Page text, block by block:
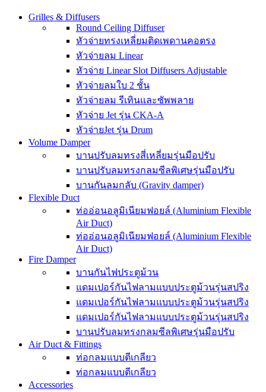
Grilles & Diffusers
Round Ceiling Diffuser
หัวจ่ายทรงเหลี่ยมติดเพดานคอตรง
หัวจ่ายลม Linear
หัวจ่าย Linear Slot Diffusers Adjustable
หัวจ่ายลมใบ 2 ชั้น
หัวจ่ายลม รีเทินและซัพพลาย
หัวจ่าย Jet รุ่น CKA-A
หัวจ่ายJet รุ่น Drum
Volume Damper
บานปรับลมทรงสี่เหลี่ยมรุ่นมือปรับ
บานปรับลมทรงกลมซีลพิเศษรุ่นมือปรับ
บานกันลมกลับ (Gravity damper)
Flexible Duct
ท่ออ่อนอลูมิเนียมฟอยล์ (Aluminium Flexible
Air Duct)
ท่ออ่อนอลูมิเนียมฟอยล์ (Aluminium Flexible
Air Duct)
Fire Damper
บานกันไฟประตูม้วน
แดมเปอร์กันไฟลามแบบประตูม้วนรุ่นสปริง
แดมเปอร์กันไฟลามแบบประตูม้วนรุ่นสปริง
แดมเปอร์กันไฟลามแบบประตูม้วนรุ่นสปริง
บานปรับลมทรงกลมซีลพิเศษรุ่นมือปรับ
Air Duct & Fittings
ท่อกลมแบบตีเกลียว
ท่อกลมแบบตีเกลียว
Accessories